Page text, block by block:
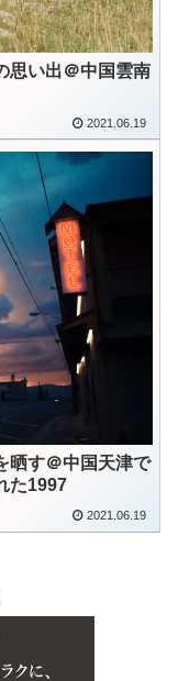
思い出＠中国雲南
2021.06.19
晒す＠中国天津で
た1997
2021.06.19